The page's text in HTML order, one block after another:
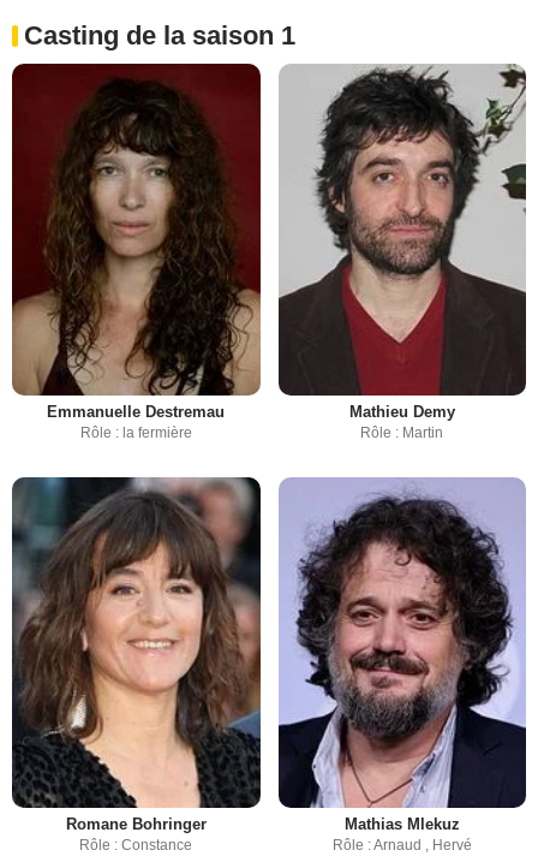
Casting de la saison 1
Emmanuelle Destremau
Rôle : la fermière
Mathieu Demy
Rôle : Martin
Romane Bohringer
Rôle : Constance
Mathias Mlekuz
Rôle : Arnaud , Hervé